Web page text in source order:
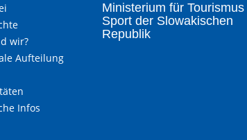
wir?
Aufteilung
Infos
Ministerium für
Sport der Slowakischen
Republik